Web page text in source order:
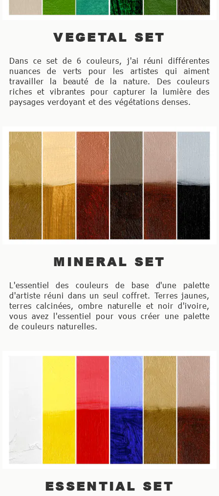
VEGETAL SET
Dans ce set de 6 couleurs, j'ai réuni différentes
nuances de verts pour les artistes qui aiment
travailler la beauté de la nature. Des couleurs
riches et vibrantes pour capturer la lumière des
paysages verdoyant et des végétations denses.
MINERAL SET
L'essentiel des couleurs de base d'une palette
d'artiste réuni dans un seul coffret. Terres jaunes,
terres calcinées, ombre naturelle et noir d'ivoire,
vous avez l'essentiel pour vous créer une palette
de couleurs naturelles.
ESSENTIAL SET